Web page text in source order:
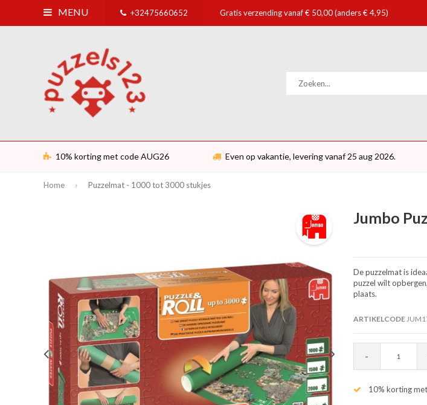
MENU +32475660652 Gratis verzending vanaf € 50,00 (anders € 4,95)
10% korting met code AUG26 Even op vakantie, levering vanaf 25 aug 2026.
Home Puzzelmat - 1000 tot 3000 stukjes
Jumbo
De puzzelmat is
puzzel wilt
plaats.
ARTIKELCODE
-
10% korting